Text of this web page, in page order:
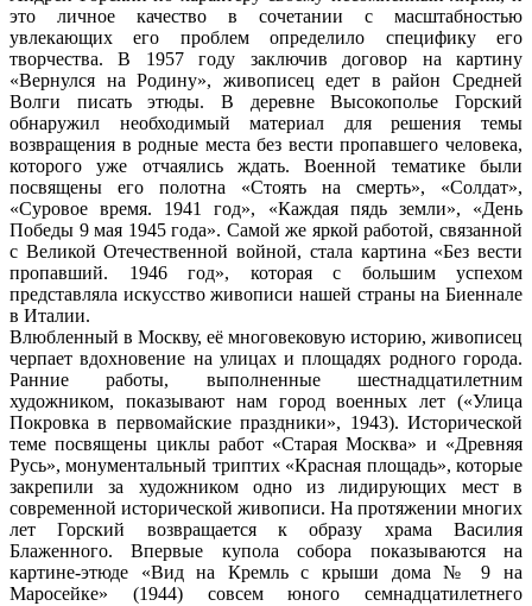
это личное качество в сочетании с масштабностью
увлекающих его проблем определило специфику его
творчества. В 1957 году заключив договор на картину
«Вернулся на Родину», живописец едет в район Средней
Волги писать этюды. В деревне Высокополье Горский
обнаружил необходимый материал для решения темы
возвращения в родные места без вести пропавшего человека,
которого уже отчаялись ждать. Военной тематике были
посвящены его полотна «Стоять на смерть», «Солдат»,
«Суровое время. 1941 год», «Каждая пядь земли», «День
Победы 9 мая 1945 года». Самой же яркой работой, связанной
с Великой Отечественной войной, стала картина «Без вести
пропавший. 1946 год», которая с большим успехом
представляла искусство живописи нашей страны на Биеннале
в Италии.
Влюбленный в Москву, её многовековую историю, живописец
черпает вдохновение на улицах и площадях родного города.
Ранние работы, выполненные шестнадцатилетним
художником, показывают нам город военных лет («Улица
Покровка в первомайские праздники», 1943). Исторической
теме посвящены циклы работ «Старая Москва» и «Древняя
Русь», монументальный триптих «Красная площадь», которые
закрепили за художником одно из лидирующих мест в
современной исторической живописи. На протяжении многих
лет Горский возвращается к образу храма Василия
Блаженного. Впервые купола собора показываются на
картине-этюде «Вид на Кремль с крыши дома № 9 на
Маросейке» (1944) совсем юного семнадцатилетнего